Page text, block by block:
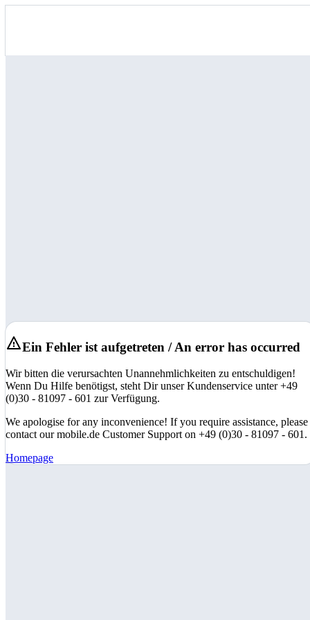
Ein Fehler ist aufgetreten / An error has occurred
Wir bitten die verursachten Unannehmlichkeiten zu entschuldigen!
Wenn Du Hilfe benötigst, steht Dir unser Kundenservice unter +49
(0)30 - 81097 - 601 zur Verfügung.
We apologise for any inconvenience! If you require assistance, please
contact our mobile.de Customer Support on +49 (0)30 - 81097 - 601.
Homepage